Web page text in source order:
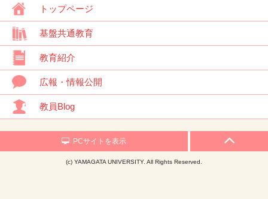
トップページ
基盤共通教育
教育紹介
広報・情報公開
教員Blog
PCサイトを表示
(c) YAMAGATA UNIVERSITY. All Rights Reserved.